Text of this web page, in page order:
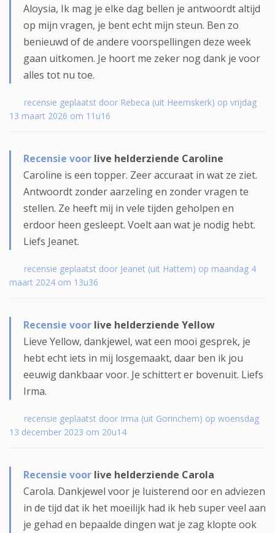
Aloysia, Ik mag je elke dag bellen je antwoordt altijd
op mijn vragen, je bent echt mijn steun. Ben zo
benieuwd of de andere voorspellingen deze week
gaan uitkomen. Je hoort me zeker nog dank je voor
alles tot nu toe.
recensie geplaatst door Rebeca (uit Heemskerk) op vrijdag
13 maart 2026 om 11u16
Recensie voor live helderziende Caroline
Caroline is een topper. Zeer accuraat in wat ze ziet.
Antwoordt zonder aarzeling en zonder vragen te
stellen. Ze heeft mij in vele tijden geholpen en
erdoor heen gesleept. Voelt aan wat je nodig hebt.
Liefs Jeanet.
recensie geplaatst door Jeanet (uit Hattem) op maandag 4
maart 2024 om 13u36
Recensie voor live helderziende Yellow
Lieve Yellow, dankjewel, wat een mooi gesprek, je
hebt echt iets in mij losgemaakt, daar ben ik jou
eeuwig dankbaar voor. Je schittert er bovenuit. Liefs
Irma.
recensie geplaatst door Irma (uit Gorinchem) op woensdag
13 december 2023 om 20u14
Recensie voor live helderziende Carola
Carola. Dankjewel voor je luisterend oor en adviezen
in de tijd dat ik het moeilijk had ik heb super veel aan
je gehad en bepaalde dingen wat je zag klopte ook